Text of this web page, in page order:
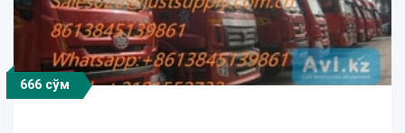
666 сўм
666 сўм
666 сўм
666 сўм 666 сўм
666 сўм
666 сўм
666 сўм
666 сўм
666 сўм
666 сўм